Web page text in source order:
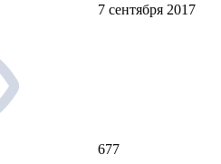
7 сентября 2017
677